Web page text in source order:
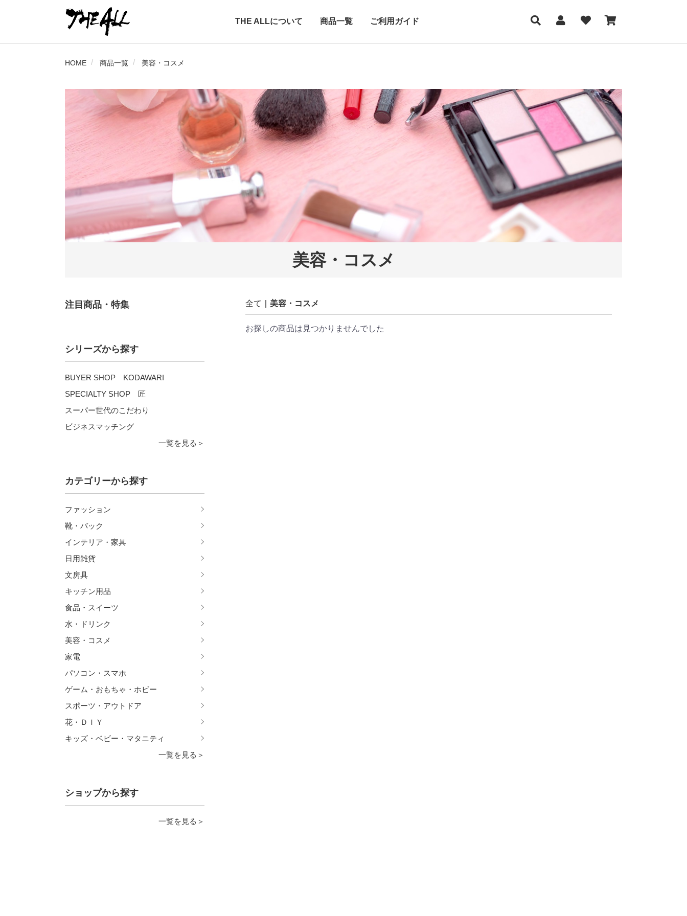
THE ALLについて 商品一覧 ご利用ガイド
HOME 商品一覧 美容・コスメ
美容・コスメ
注目商品・特集
シリーズから探す
BUYER SHOP KODAWARI
SPECIALTY SHOP 匠
スーパー世代のこだわり
ビジネスマッチング
一覧を見る＞
カテゴリーから探す
ファッション
靴・バック
インテリア・家具
日用雑貨
文房具
キッチン用品
食品・スイーツ
水・ドリンク
美容・コスメ
家電
パソコン・スマホ
ゲーム・おもちゃ・ホビー
スポーツ・アウトドア
花・ＤＩＹ
キッズ・ベビー・マタニティ
一覧を見る＞
ショップから探す
一覧を見る＞
全て 美容・コスメ
お探しの商品は見つかりませんでした